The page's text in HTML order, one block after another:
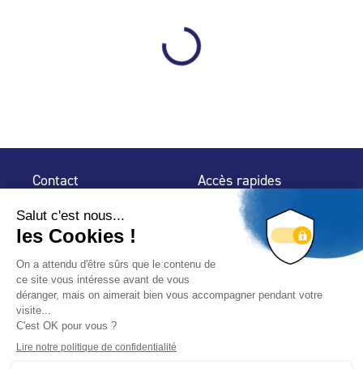
Contact
32 rue de Mogador
75 009 Paris
Accès rapides
Espace Presse
Trouver un
professionnel
Nous suivre